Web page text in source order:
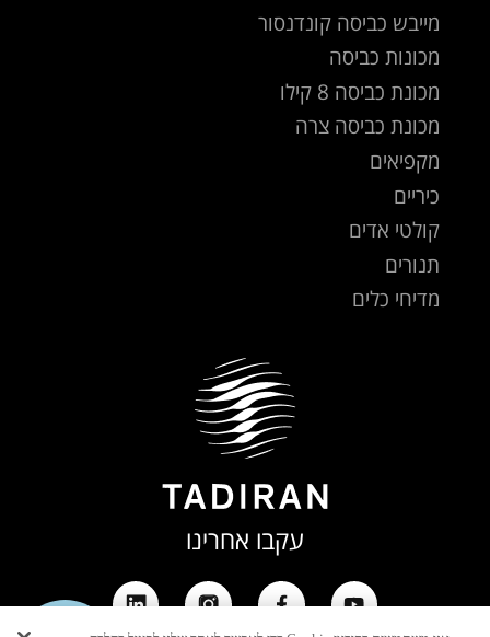
מייבש כביסה קונדנסור
מכונות כביסה
מכונת כביסה 8 קילו
מכונת כביסה צרה
מקפיאים
כיריים
קולטי אדים
תנורים
מדיחי כלים
עקבו אחרינו